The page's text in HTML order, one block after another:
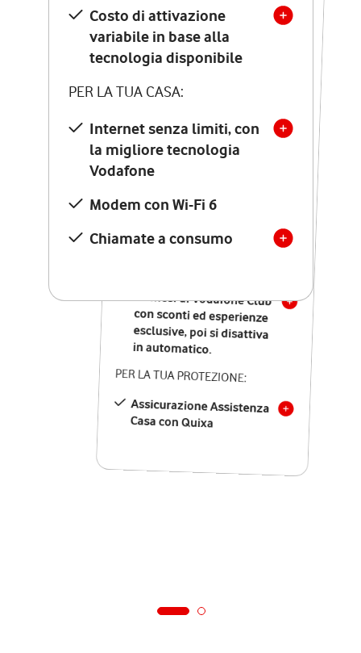
Costo di attivazione
variabile in base alla
tecnologia disponibile
PER LA TUA CASA:
Internet senza limiti, con
la migliore tecnologia
Vodafone
Modem con Wi-Fi 6
Chiamate a consumo
Costo di attivazione
variabile in base alla
tecnologia disponibile
PER LA TUA CASA:
Internet senza limiti, con
la migliore tecnologia
Vodafone
Modem Seven con Wi-Fi 7
Chiamate illimitate verso
numeri fissi e mobili
nazionali
12 mesi di Vodafone Club
con sconti ed esperienze
esclusive, poi si disattiva
in automatico.
PER LA TUA PROTEZIONE:
Assicurazione Assistenza
Casa con Quixa